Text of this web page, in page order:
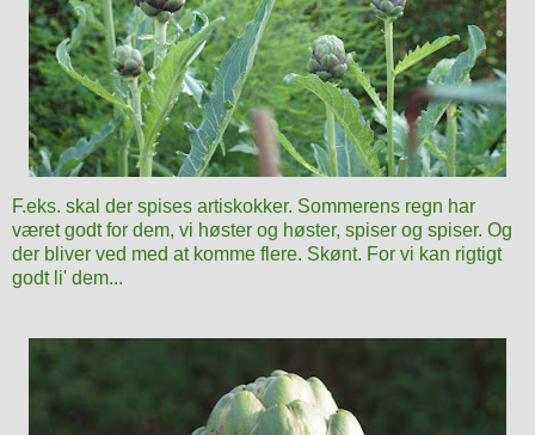
F.eks. skal der spises artiskokker. Sommerens regn har
været godt for dem, vi høster og høster, spiser og spiser. Og
der bliver ved med at komme flere. Skønt. For vi kan rigtigt
godt li' dem...